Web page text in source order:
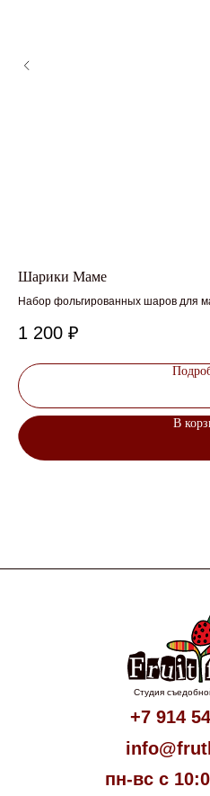
Шарики Маме
Набор фольгированных шаров для
1 200 ₽
В
Студия
+7 914
пн-вс с